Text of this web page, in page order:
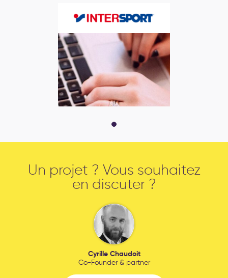
Un projet ? Vous souhaitez
en discuter ?
Cyrille Chaudoit
Co-Founder & partner